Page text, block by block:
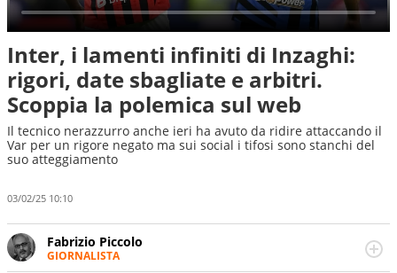
Inter, i lamenti infiniti di Inzaghi:
rigori, date sbagliate e arbitri.
Scoppia la polemica sul web
Il tecnico nerazzurro anche ieri ha avuto da ridire attaccando il
Var per un rigore negato ma sui social i tifosi sono stanchi del
suo atteggiamento
03/02/25 10:10
Fabrizio Piccolo
GIORNALISTA